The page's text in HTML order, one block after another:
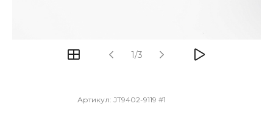
1/3
Артикул: JT9402-9119 #1